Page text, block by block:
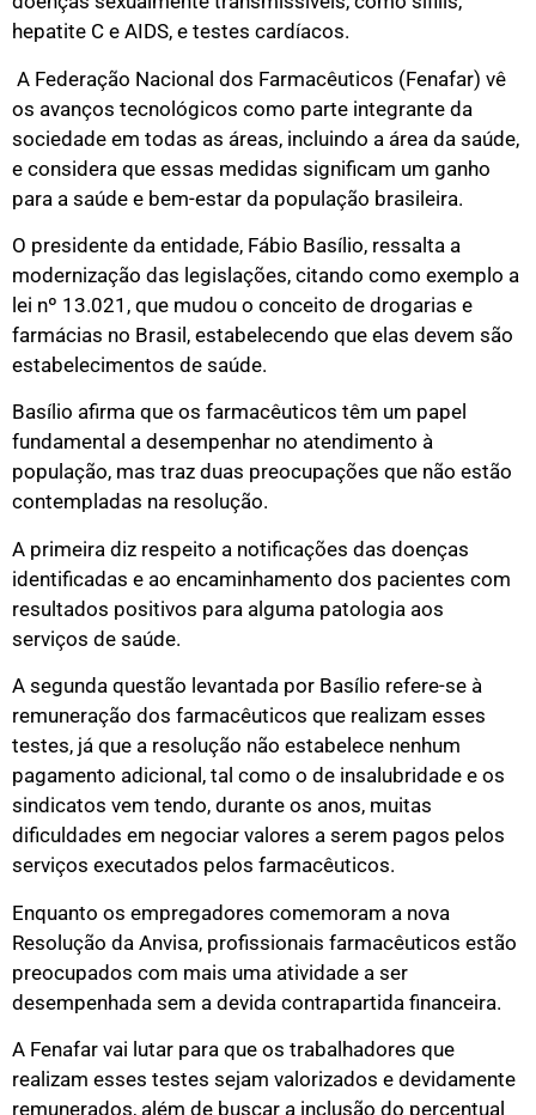
hepatite C e AIDS, e testes cardíacos.
A Federação Nacional dos Farmacêuticos (Fenafar) vê
os avanços tecnológicos como parte integrante da
sociedade em todas as áreas, incluindo a área da saúde,
e considera que essas medidas significam um ganho
para a saúde e bem-estar da população brasileira.
O presidente da entidade, Fábio Basílio, ressalta a
modernização das legislações, citando como exemplo a
lei nº 13.021, que mudou o conceito de drogarias e
farmácias no Brasil, estabelecendo que elas devem são
estabelecimentos de saúde.
Basílio afirma que os farmacêuticos têm um papel
fundamental a desempenhar no atendimento à
população, mas traz duas preocupações que não estão
contempladas na resolução.
A primeira diz respeito a notificações das doenças
identificadas e ao encaminhamento dos pacientes com
resultados positivos para alguma patologia aos
serviços de saúde.
A segunda questão levantada por Basílio refere-se à
remuneração dos farmacêuticos que realizam esses
testes, já que a resolução não estabelece nenhum
pagamento adicional, tal como o de insalubridade e os
sindicatos vem tendo, durante os anos, muitas
dificuldades em negociar valores a serem pagos pelos
serviços executados pelos farmacêuticos.
Enquanto os empregadores comemoram a nova
Resolução da Anvisa, profissionais farmacêuticos estão
preocupados com mais uma atividade a ser
desempenhada sem a devida contrapartida financeira.
A Fenafar vai lutar para que os trabalhadores que
realizam esses testes sejam valorizados e devidamente
remunerados, além de buscar a inclusão do percentual